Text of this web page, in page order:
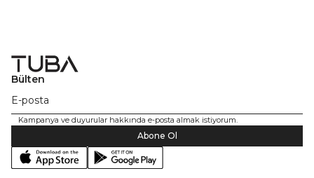
Bülten
Kampanya ve duyurular hakkında e-posta almak istiyorum.
Abone Ol